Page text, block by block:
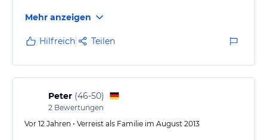
Vorbewohner, Couch müffelt, Küche klebt von den
Kochdämpfen, Kochutensilien und Besteck sind
Mangelware. In der Dusche wuchert der Schimmel,
Waschmaschine hat auch schon bessere Zeiten erlebt.
Fenster, Türen, Fußboden, Betten alles knackt, die
Wohnung ist sehr, sehr hellhörig.…
Mehr anzeigen
Hilfreich Teilen
Peter (46-50)
2 Bewertungen
Vor 12 Jahren • Verreist als Familie im August 2013